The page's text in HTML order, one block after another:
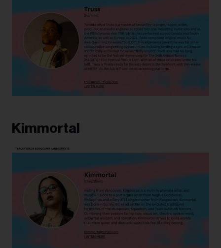
Kimmortal